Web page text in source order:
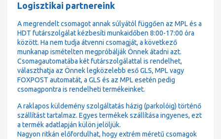
Logisztikai partnereink
A megrendelt csomagot annak súlyától függően az MPL és a
HDT futárszolgálat kézbesíti munkaidőben 8:00-17:00 óra
között. Ha nem tudja átvenni csomagját, a következő
munkanap ismételten megpróbálják Önnek átadni azt.
Csomagautomatába két futárszolgálattal is rendelhet,
választhatja az Önnek legközelebb eső GLS, MPL vagy
FOXPOST automatát, a GLS és az MPL esetén pedig
csomagpontra is rendelheti termékeinket.
A raklapos küldemény szolgáltatás házig (parkolóig) történő
szállítást tartalmaz. Egyes termékek szállítása ingyenes, ezt
a termék adatlapján külön jelöljük.
Nagyon ritkán előfordulhat, hogy extrém méretű csomagok